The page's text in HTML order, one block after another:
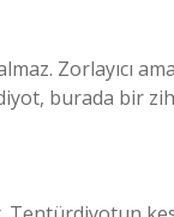
Zorlayıcı
burada bir